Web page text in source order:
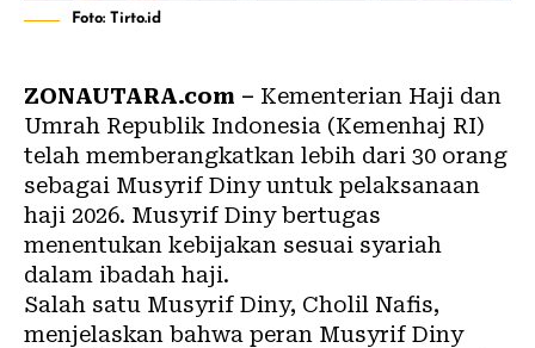
Foto: Tirto.id
ZONAUTARA.com – Kementerian Haji dan
Umrah Republik Indonesia (Kemenhaj RI)
telah memberangkatkan lebih dari 30 orang
sebagai Musyrif Diny untuk pelaksanaan
haji 2026. Musyrif Diny bertugas
menentukan kebijakan sesuai syariah
dalam ibadah haji.
Salah satu Musyrif Diny, Cholil Nafis,
menjelaskan bahwa peran Musyrif Diny